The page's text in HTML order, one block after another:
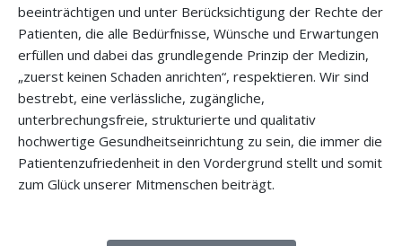
beeinträchtigen und unter Berücksichtigung der Rechte der
Patienten, die alle Bedürfnisse, Wünsche und Erwartungen
erfüllen und dabei das grundlegende Prinzip der Medizin,
„zuerst keinen Schaden anrichten“, respektieren. Wir sind
bestrebt, eine verlässliche, zugängliche,
unterbrechungsfreie, strukturierte und qualitativ
hochwertige Gesundheitseinrichtung zu sein, die immer die
Patientenzufriedenheit in den Vordergrund stellt und somit
zum Glück unserer Mitmenschen beiträgt.